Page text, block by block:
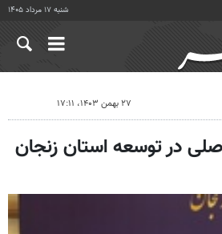
شنبه ۱۷ مرداد ۱۴۰۵
۲۷ بهمن ۱۴۰۳، ۱۷:۱۱
در توسعه استان زنجان